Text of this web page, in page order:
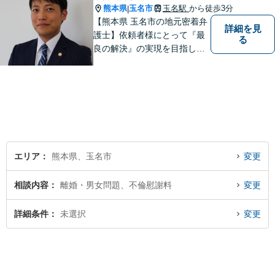
熊本県|玉名市 玉名駅 から徒歩3分
【熊本県 玉名市の地元密着弁
護士】依頼者様にとって『最
良の解決』の実現を目指しま
詳細を見
る
エリア 熊本県、玉名市 変更
相談内容 離婚・男女問題、不倫慰謝料 変更
詳細条件 未選択 変更